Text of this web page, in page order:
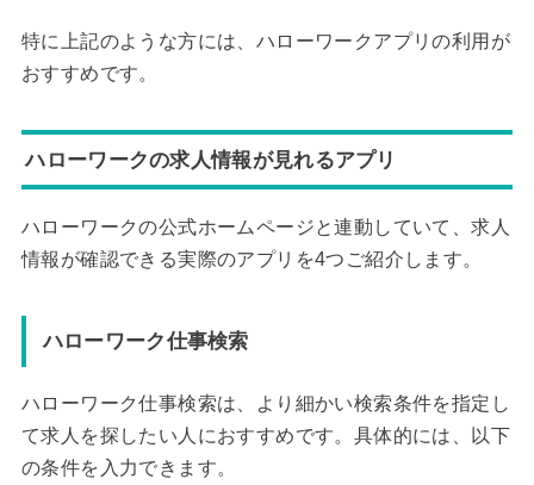
特に上記のような方には、ハローワークアプリの利用が
おすすめです。
ハローワークの求人情報が見れるアプリ
ハローワークの公式ホームページと連動していて、求人
情報が確認できる実際のアプリを4つご紹介します。
ハローワーク仕事検索
ハローワーク仕事検索は、より細かい検索条件を指定し
て求人を探したい人におすすめです。具体的には、以下
の条件を入力できます。